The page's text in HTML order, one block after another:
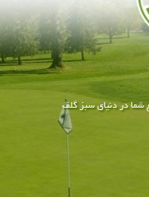
شما در دنیای سبز گلف